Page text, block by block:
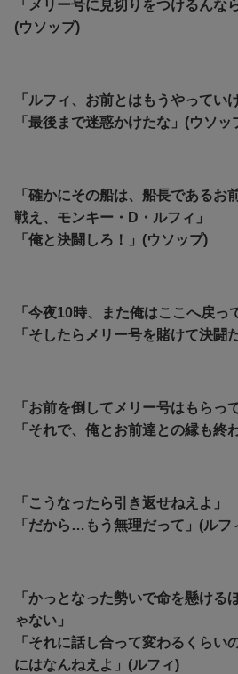
「メリー号に見切りをつけるんな
(ウソップ)
「ルフィ、お前とはもうやってい
「最後まで迷惑かけたな」(ウソッ
「確かにその船は、船長であるお
戦え、モンキー・D・ルフィ」
「俺と決闘しろ！」(ウソップ)
「今夜10時、また俺はここへ戻っ
「そしたらメリー号を賭けて決闘
「お前を倒してメリー号はもらっ
「それで、俺とお前達との縁も終
「こうなったら引き返せねえよ」
「だから…もう無理だって」(ルフ
「かっとなった勢いで命を懸ける
ゃない」
「それに話し合って変わるくらい
にはなんねえよ」(ルフィ)